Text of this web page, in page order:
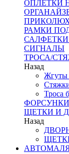
ОПЛЕТКИ
РАМКИ
СИГНАЛЫ
ТРОСА/
Назад
Жгуты
Троса
ЩЕТКИ И
Назад